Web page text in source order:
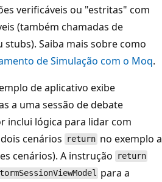
verificáveis ou "estritas" com
(também chamadas de
Saiba mais sobre como
de Simulação com o Moq.
de aplicativo exibe
a uma sessão de debate
inclui lógica para lidar com
cenários return no exemplo a
cenários). A instrução
return
para a